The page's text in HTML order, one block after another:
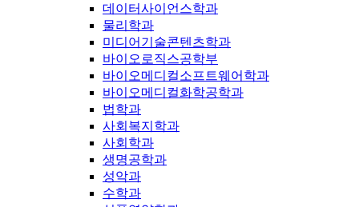
데이터사이언스학과
물리학과
미디어기술콘텐츠학과
바이오로직스공학부
바이오메디컬소프트웨어학과
바이오메디컬화학공학과
법학과
사회복지학과
사회학과
생명공학과
성악과
수학과